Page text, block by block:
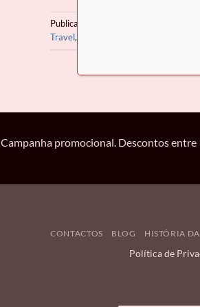
Publicado em
Travel,
Campanha promocional. Descontos
CONTACTOS BLOG HISTÓRIA
Política de